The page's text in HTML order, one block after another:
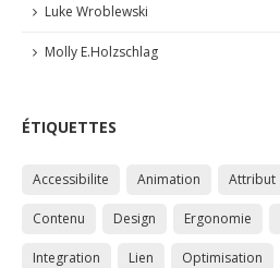
Luke Wroblewski
Molly E.Holzschlag
ÉTIQUETTES
Accessibilite Animation Attribut
Contenu Design Ergonomie
Integration Lien Optimisation